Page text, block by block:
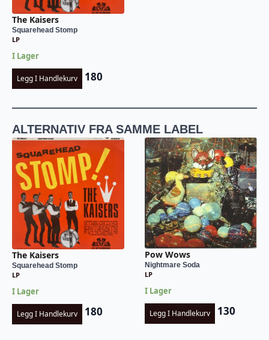
The Kaisers
Squarehead Stomp
LP
I Lager
Legg I Handlekurv 180
ALTERNATIV FRA SAMME LABEL
The Kaisers
Squarehead Stomp
LP
I Lager
Legg I Handlekurv 180
Pow Wows
Nightmare Soda
LP
I Lager
Legg I Handlekurv 130